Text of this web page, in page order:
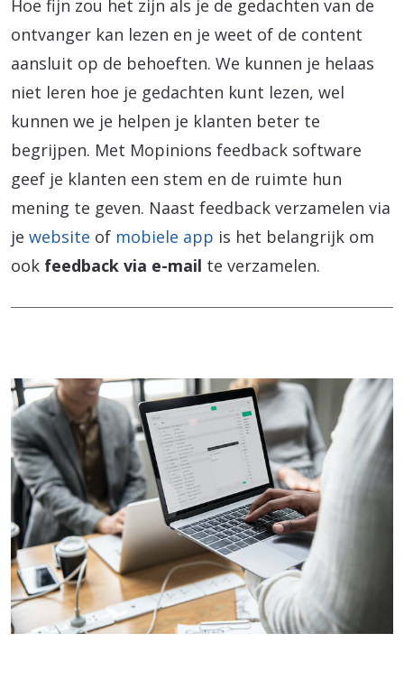
Hoe fijn zou het zijn als je de gedachten van de
ontvanger kan lezen en je weet of de content
aansluit op de behoeften. We kunnen je helaas
niet leren hoe je gedachten kunt lezen, wel
kunnen we je helpen je klanten beter te
begrijpen. Met Mopinions feedback software
geef je klanten een stem en de ruimte hun
mening te geven. Naast feedback verzamelen via
je website of mobiele app is het belangrijk om
ook feedback via e-mail te verzamelen.